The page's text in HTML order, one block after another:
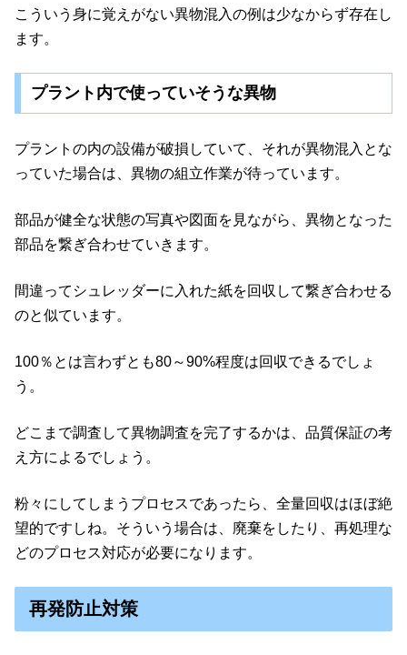
こういう身に覚えがない異物混入の例は少なからず存在し
ます。
プラント内で使っていそうな異物
プラントの内の設備が破損していて、それが異物混入とな
っていた場合は、異物の組立作業が待っています。
部品が健全な状態の写真や図面を見ながら、異物となった
部品を繋ぎ合わせていきます。
間違ってシュレッダーに入れた紙を回収して繋ぎ合わせる
のと似ています。
100％とは言わずとも80～90%程度は回収できるでしょ
う。
どこまで調査して異物調査を完了するかは、品質保証の考
え方によるでしょう。
粉々にしてしまうプロセスであったら、全量回収はほぼ絶
望的ですしね。そういう場合は、廃棄をしたり、再処理な
どのプロセス対応が必要になります。
再発防止対策